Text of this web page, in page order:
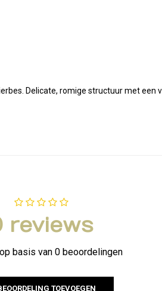
Delicate, romige structuur met
reviews
basis van 0 beoordelingen
TOEVOEGEN